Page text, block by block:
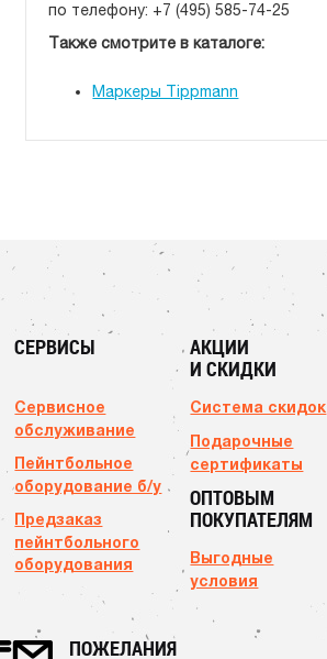
по телефону: +7 (495) 585-74-25
Также смотрите в каталоге:
Маркеры Tippmann
СЕРВИСЫ
Сервисное
обслуживание
Пейнтбольное
оборудование б/у
Предзаказ
пейнтбольного
оборудования
АКЦИИ
И СКИДКИ
Система скидок
Подарочные
сертификаты
ОПТОВЫМ
ПОКУПАТЕЛЯМ
Выгодные
условия
ПОЖЕЛАНИЯ